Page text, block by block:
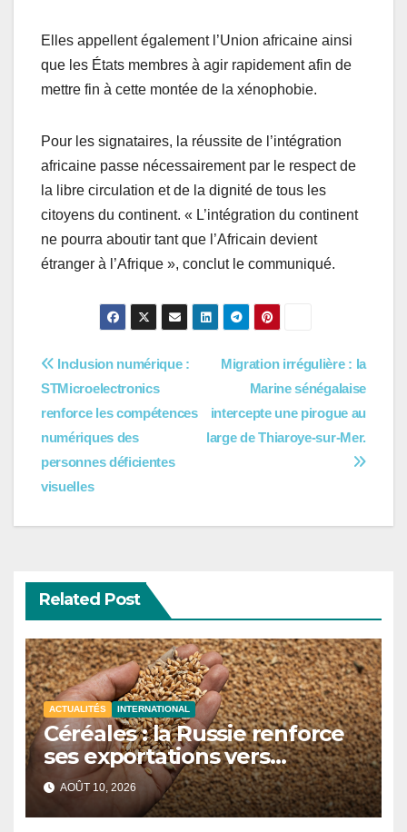
Elles appellent également l’Union africaine ainsi
que les États membres à agir rapidement afin de
mettre fin à cette montée de la xénophobie.
Pour les signataires, la réussite de l’intégration
africaine passe nécessairement par le respect de
la libre circulation et de la dignité de tous les
citoyens du continent. « L’intégration du continent
ne pourra aboutir tant que l’Africain devient
étranger à l’Afrique », conclut le communiqué.
Navigation
de
l’article
Migration irrégulière : la
Marine sénégalaise
intercepte une pirogue au
large de Thiaroye-sur-Mer.
Inclusion numérique :
STMicroelectronics
renforce les compétences
numériques des
personnes déficientes
visuelles
Related Post
ACTUALITÉS INTERNATIONAL
Céréales : la Russie renforce
ses exportations vers
l’Afrique et consolide son
leadership
AOÛT 10, 2026